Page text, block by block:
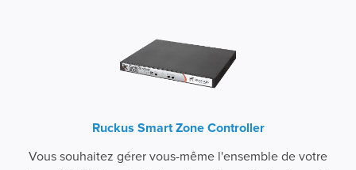
Ruckus Smart Zone Controller
Vous souhaitez gérer vous-même l'ensemble de votre